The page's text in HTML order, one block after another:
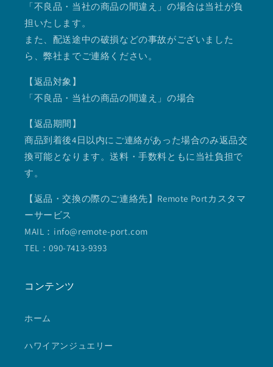
「不良品・当社の商品の間違え」の場合は当社が負
担いたします。
また、配送途中の破損などの事故がございました
ら、弊社までご連絡ください。
【返品対象】
「不良品・当社の商品の間違え」の場合
【返品期間】
商品到着後4日以内にご連絡があった場合のみ返品交
換可能となります。送料・手数料ともに当社負担で
す。
【返品・交換の際のご連絡先】Remote Portカスタマ
ーサービス
MAIL：info@remote-port.com
TEL：090-7413-9393
コンテンツ
ホーム
ハワイアンジュエリー